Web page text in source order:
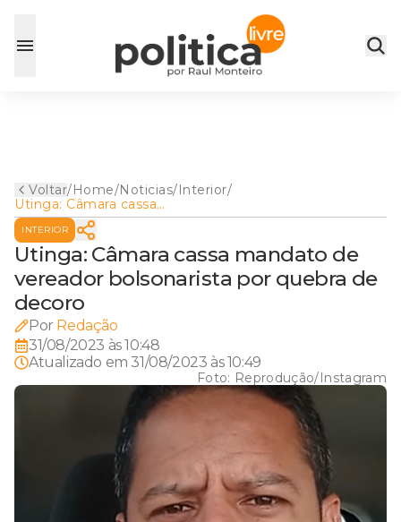
Voltar/Home/Noticias/Interior/
Utinga: Câmara cassa
mandato de vereador
bolsonarista por quebra de
decoro
INTERIOR
Utinga: Câmara cassa mandato de
vereador bolsonarista por quebra de
decoro
Por Redação
31/08/2023 às 10:48
Atualizado em31/08/2023 às 10:49
Foto: Reprodução/Instagram